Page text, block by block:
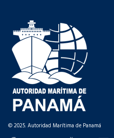
© 2025. Autoridad Marítima de Panamá